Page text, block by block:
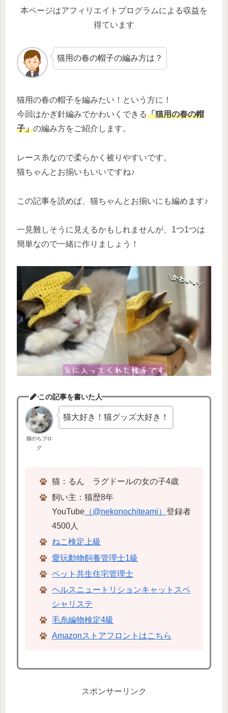
本ページはアフィリエイトプログラムによる収益を
得ています
猫用の春の帽子の編み方は？
猫用の春の帽子を編みたい！という方に！
今回はかぎ針編みでかわいくできる「猫用の春の帽
子」の編み方をご紹介します。
レース糸なので柔らかく被りやすいです。
猫ちゃんとお揃いもいいですね♪
この記事を読めば、猫ちゃんとお揃いにも編めます♪
一見難しそうに見えるかもしれませんが、1つ1つは
簡単なので一緒に作りましょう！
この記事を書いた人
猫のちブロ
グ
猫大好き！猫グッズ大好き！
猫：るん ラグドールの女の子4歳
飼い主：猫歴8年
YouTube （@nekonochiteami）登録者
4500人
ねこ検定上級
愛玩動物飼養管理士1級
ペット共生住宅管理士
ヘルスニュートリションキャットスペ
シャリステ
毛糸編物検定4級
Amazonストアフロントはこちら
スポンサーリンク